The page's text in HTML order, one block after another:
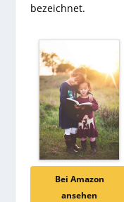
bezeichnet.
Bei Amazon
ansehen